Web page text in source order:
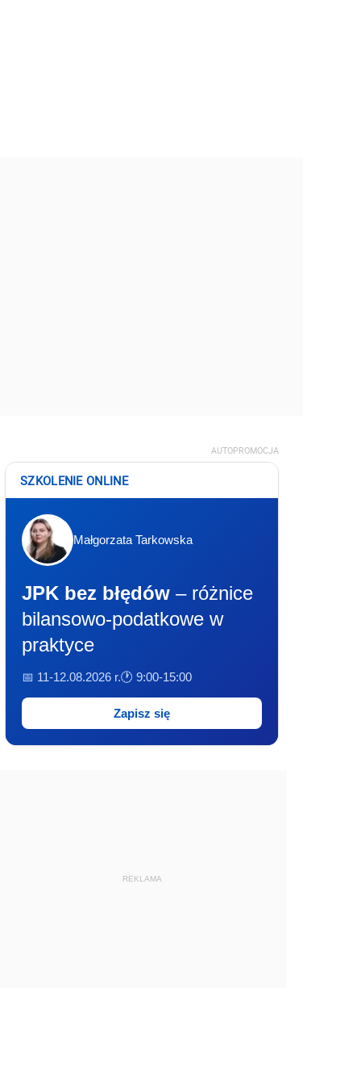
AUTOPROMOCJA
SZKOLENIE ONLINE
Małgorzata Tarkowska
JPK bez błędów – różnice
bilansowo-podatkowe w
praktyce
📅 11-12.08.2026 r.🕐 9:00-15:00
Zapisz się
REKLAMA